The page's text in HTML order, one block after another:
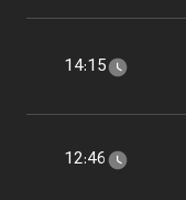
14:15
12:46